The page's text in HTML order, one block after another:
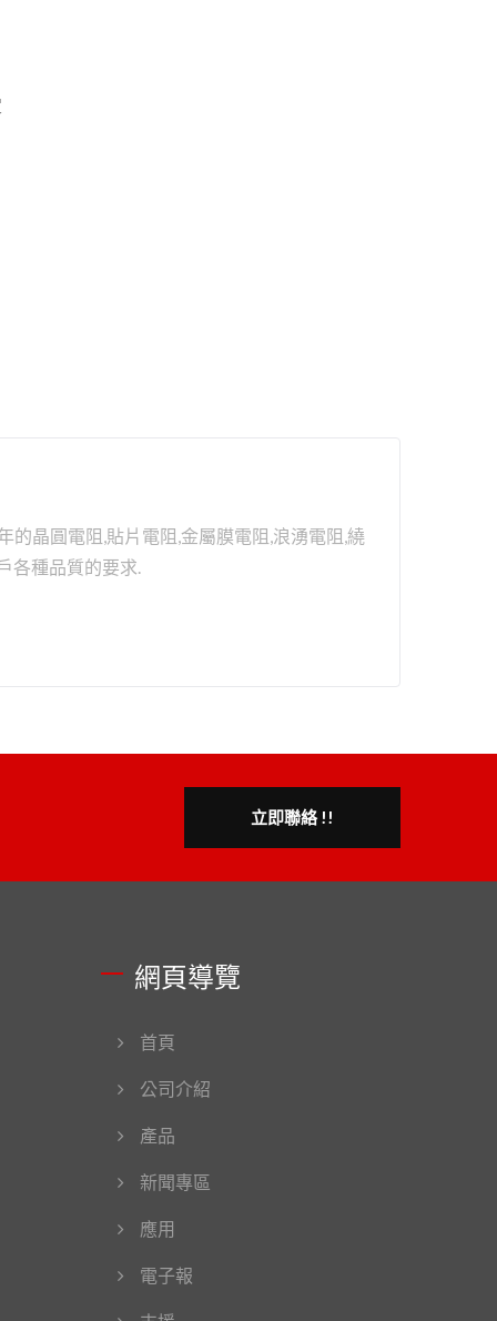
晶圓電阻,貼片電阻,金屬膜電阻,浪湧電阻,繞
各種品質的要求.
立即聯絡 !!
網頁導覽
首頁
公司介紹
產品
新聞專區
應用
電子報